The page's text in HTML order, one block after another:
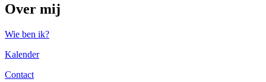
Over mij
Wie ben ik?
Kalender
Contact